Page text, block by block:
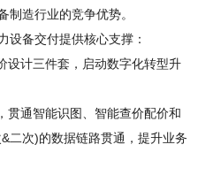
制造行业的竞争优势。
设备交付提供核心支撑：
设计三件套，启动数字化转型升
贯通智能识图、智能查价配价和
二次)的数据链路贯通，提升业务